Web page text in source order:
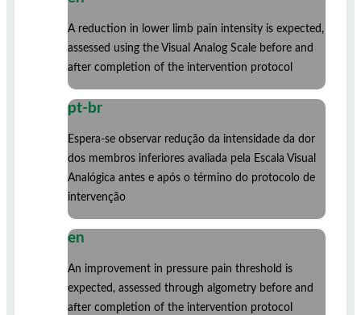
A reduction in lower limb pain intensity is expected,
assessed using the Visual Analog Scale before and
after completion of the intervention protocol
pt-br
Espera-se observar redução da intensidade da dor
dos membros inferiores avaliada pela Escala Visual
Analógica antes e após o término do protocolo de
intervenção
en
An improvement in pressure pain threshold is
expected, assessed through algometry before and
after completion of the intervention protocol